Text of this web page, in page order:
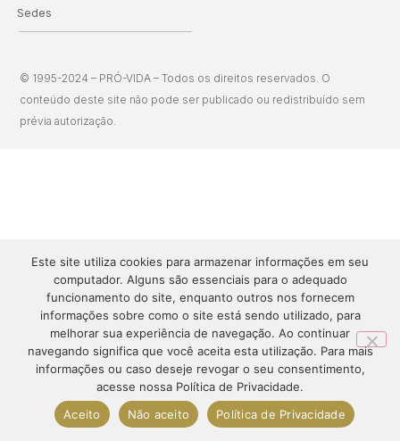
Sedes
© 1995-2024 – PRÓ-VIDA – Todos os direitos reservados. O
conteúdo deste site não pode ser publicado ou redistribuído sem
prévia autorização.
Este site utiliza cookies para armazenar informações em seu
computador. Alguns são essenciais para o adequado
funcionamento do site, enquanto outros nos fornecem
informações sobre como o site está sendo utilizado, para
melhorar sua experiência de navegação. Ao continuar
navegando significa que você aceita esta utilização. Para mais
informações ou caso deseje revogar o seu consentimento,
acesse nossa Política de Privacidade.
Aceito
Não aceito Política de Privacidade